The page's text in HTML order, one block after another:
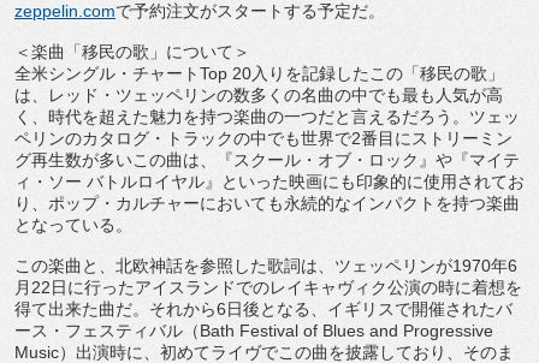
zeppelin.comで予約注文がスタートする予定だ。
＜楽曲「移民の歌」について＞
全米シングル・チャートTop 20入りを記録したこの「移民の歌」
は、レッド・ ツェッペリンの数多くの名曲の中でも最も人気が高
く、 時代を超えた魅力を持つ楽曲の一つだと言えるだろう。 ツェッ
ペリンのカタログ・トラックの中でも世界で2番目にストリ ーミン
グ再生数が多いこの曲は、『スクール・オブ・ロック』や『マイテ
ィ・ソー バトルロイヤル』といった映画にも印象的に使用されてお
り、 ポップ・ カルチャーにおいても永続的なインパクトを持つ楽曲
となっている 。
この楽曲と、北欧神話を参照した歌詞は、ツェッペリンが1970年6
月 22日に行ったアイスランドでのレイキャヴィク公演の時に着想を
得て出来た曲だ。それから6日後となる、 イギリスで開催されたバ
ース・フェスティバル（Bath Festival of Blues and Progressive
Music）出演時に、初めてライヴでこの曲を披露しており、 そのま